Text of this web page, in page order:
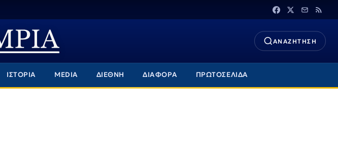
ΑΝΑΖΗΤΗΣΗ
ΙΣΤΟΡΙΑ MEDIA ΔΙΕΘΝΗ ΔΙΑΦΟΡΑ ΠΡΩΤΟΣΕΛΙΔΑ